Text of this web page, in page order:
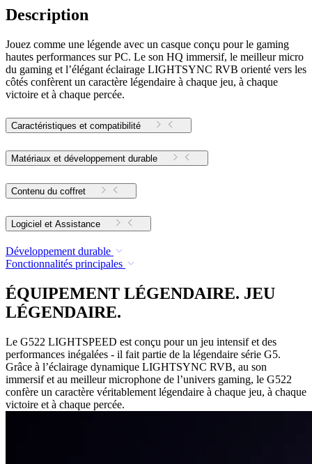
Description
Jouez comme une légende avec un casque conçu pour le gaming
hautes performances sur PC. Le son HQ immersif, le meilleur micro
du gaming et l’élégant éclairage LIGHTSYNC RVB orienté vers les
côtés confèrent un caractère légendaire à chaque jeu, à chaque
victoire et à chaque percée.
Caractéristiques et compatibilité
Matériaux et développement durable
Contenu du coffret
Logiciel et Assistance
Développement durable
Fonctionnalités principales
ÉQUIPEMENT LÉGENDAIRE. JEU
LÉGENDAIRE.
Le G522 LIGHTSPEED est conçu pour un jeu intensif et des
performances inégalées - il fait partie de la légendaire série G5.
Grâce à l’éclairage dynamique LIGHTSYNC RVB, au son
immersif et au meilleur microphone de l’univers gaming, le G522
confère un caractère véritablement légendaire à chaque jeu, à chaque
victoire et à chaque percée.